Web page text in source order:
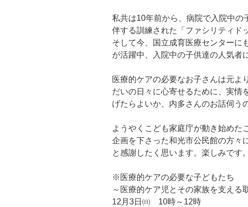
私共は10年前から、病院で入院中の
伴する訓練された「ファシリティド
そして今、国立成育医療センターに
が活躍中、入院中の子供達の人気者
医療的ケアの必要なお子さんは元よ
だいの日々に心寄せるために、実情
げたらよいか、内多さんのお話伺う
ようやくこども家庭庁が動き始めた
企画を下さった和光市公民館の方々
と感謝したく思います。楽しみです。
※医療的ケアの必要な子どもたち
～医療的ケア児とその家族を支える
12月3日㈰ 10時～12時